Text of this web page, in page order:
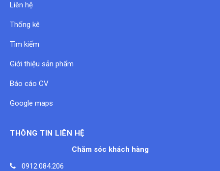
Liên hệ
Thống kê
Tìm kiếm
Giới thiệu sản phẩm
Báo cáo CV
Google maps
THÔNG TIN LIÊN HỆ
Chăm sóc khách hàng
0912.084.206